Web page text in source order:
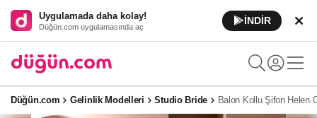
Uygulamada daha kolay!
Düğün.com uygulamasında aç
İNDİR
Düğün.com Gelinlik Modelleri Studio Bride Balon Kollu Şifon Helen